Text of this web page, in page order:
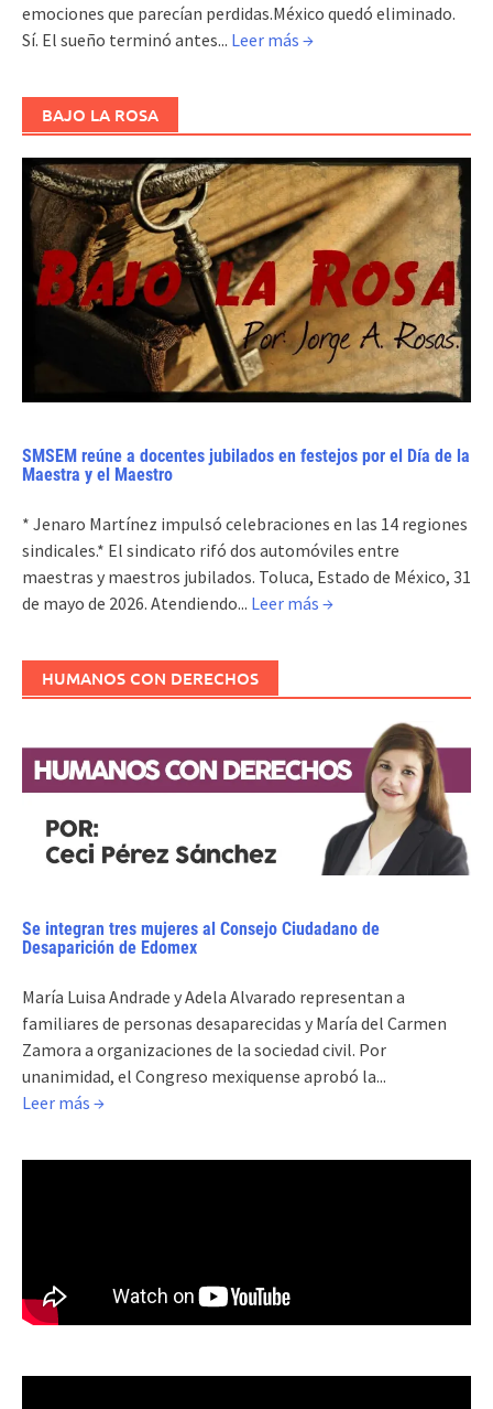
emociones que parecían perdidas.México quedó eliminado.
Sí. El sueño terminó antes... Leer más →
BAJO LA ROSA
SMSEM reúne a docentes jubilados en festejos por el Día de la
Maestra y el Maestro
* Jenaro Martínez impulsó celebraciones en las 14 regiones
sindicales.* El sindicato rifó dos automóviles entre
maestras y maestros jubilados. Toluca, Estado de México, 31
de mayo de 2026. Atendiendo... Leer más →
HUMANOS CON DERECHOS
Se integran tres mujeres al Consejo Ciudadano de
Desaparición de Edomex
María Luisa Andrade y Adela Alvarado representan a
familiares de personas desaparecidas y María del Carmen
Zamora a organizaciones de la sociedad civil. Por
unanimidad, el Congreso mexiquense aprobó la...
Leer más →